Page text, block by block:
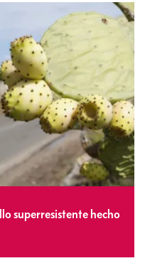
superresistente hecho